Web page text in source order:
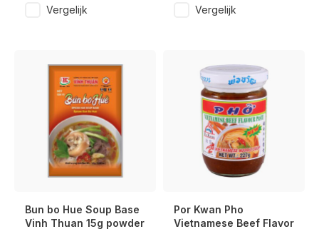
Vergelijk Vergelijk
Bun bo Hue Soup Base
Vinh Thuan 15g powder
Por Kwan Pho
Vietnamese Beef Flavor